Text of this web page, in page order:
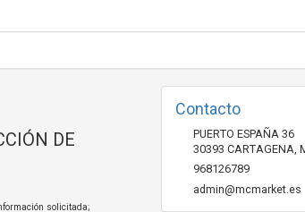
DE
solicitada;
Contacto
PUERTO ESPAÑA 36
30393 CARTAGENA,
968126789
admin@mcmarket.es